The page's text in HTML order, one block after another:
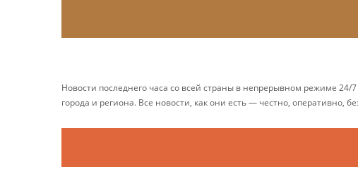
Новости последнего часа со всей страны в непрерывном режиме
города и региона. Все новости, как они есть — честно, оперативно,